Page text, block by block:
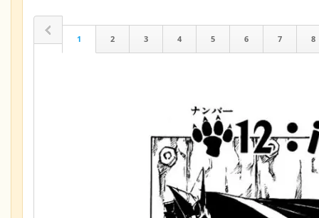
1 2 3 4 5 6 7 8